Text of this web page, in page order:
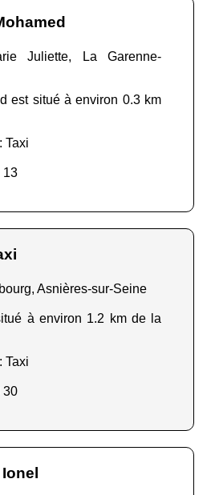
Juliette, La Garenne-
est situé à environ 0.3 km
Taxi
13
Asnières-sur-Seine
à environ 1.2 km de la
Taxi
30